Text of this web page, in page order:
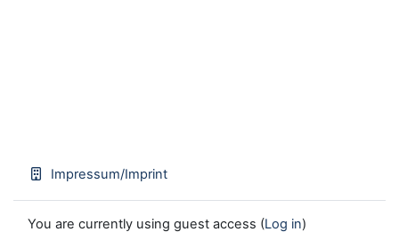
Impressum/Imprint
You are currently using guest access (Log in)